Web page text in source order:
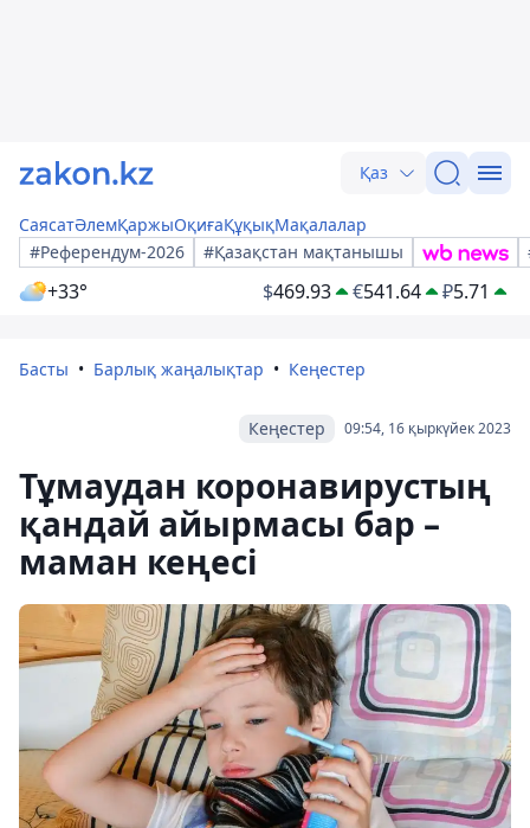
Қаз
СаясатӘлемҚаржыОқиғаҚұқықМақалалар
#Референдум-2026
#Қазақстан мақтанышы
+33° $469.93 €541.64 ₽5.71
Басты Барлық жаңалықтар Кеңестер
09:54, 16 қыркүйек 2023
Кеңестер
Тұмаудан коронавирустың
қандай айырмасы бар –
маман кеңесі